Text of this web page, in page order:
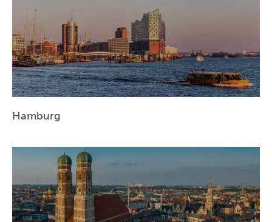
ZÜRICH
Hamburg